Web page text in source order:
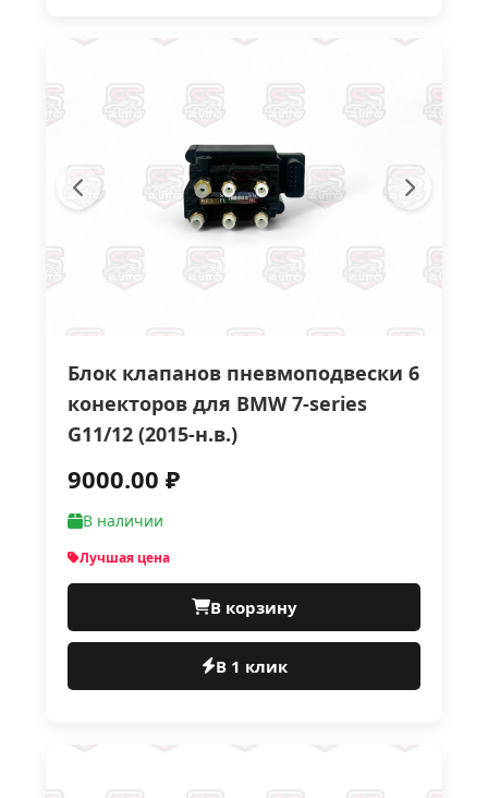
Блок клапанов пневмоподвески 6
конекторов для BMW 7-series
G11/12 (2015-н.в.)
9000.00 ₽
В наличии
Лучшая цена
В корзину
В 1 клик